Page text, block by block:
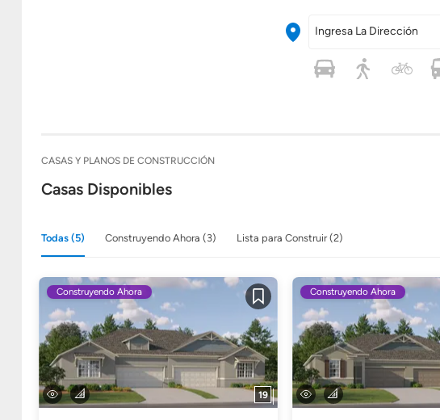
Ingresa La Dirección
CASAS Y PLANOS DE CONSTRUCCIÓN
Casas Disponibles
Todas (5) Construyendo Ahora (3) Lista para Construir (2)
Guardar
19
Construyendo Ahora Construyendo Ahora